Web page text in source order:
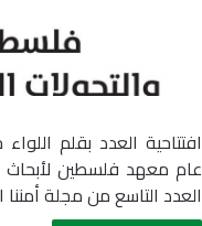
افتتاحية العدد بقلم
عام معهد فلسطين لأبحاث
العدد التاسع من مجلة